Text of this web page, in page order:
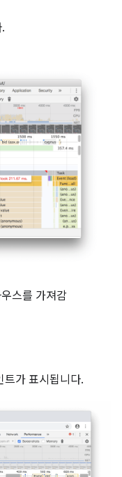
스를 가져감
트가 표시됩니다.